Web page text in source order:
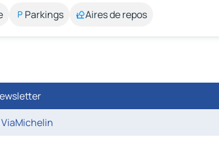
Parkings Aires de repos